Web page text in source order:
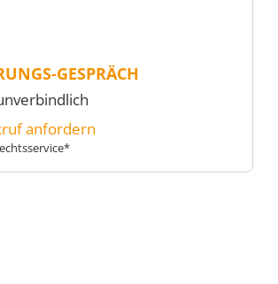
GESPRÄCH
anfordern